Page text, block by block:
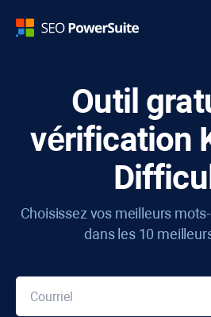
Outil
vérification
Choisissez vos meilleurs
dans les 10